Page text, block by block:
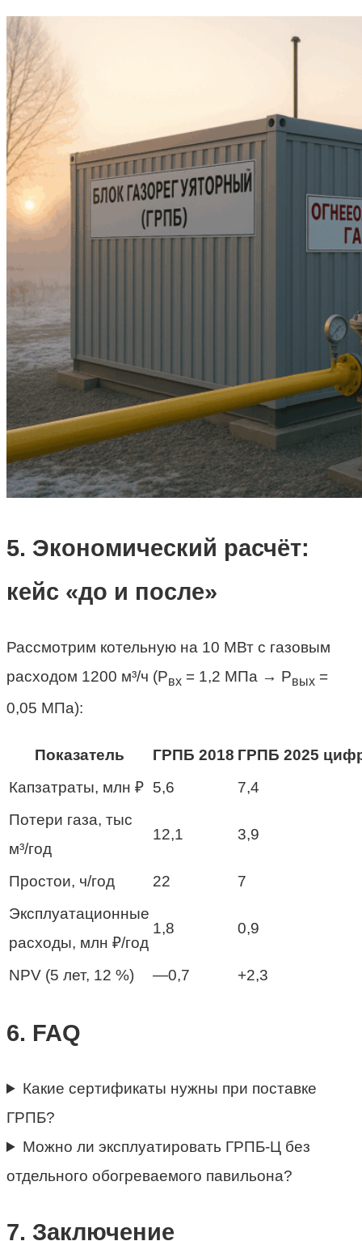
5. Экономический расчёт:
кейс «до и после»
Рассмотрим котельную на 10 МВт с газовым
расходом 1200 м³/ч (Pвх = 1,2 МПа → Pвых =
0,05 МПа):
Показатель ГРПБ 2018 ГРПБ 2025
Капзатраты, млн ₽ 5,6
7,4
Потери газа, тыс
м³/год
12,1 3,9
Простои, ч/год 22
7
Эксплуатационные
расходы, млн ₽/год
1,8 0,9
NPV (5 лет, 12 %) —0,7 +2,3
6. FAQ
Какие сертификаты нужны при поставке
ГРПБ?
Можно ли эксплуатировать ГРПБ-Ц без
отдельного обогреваемого павильона?
7. Заключение